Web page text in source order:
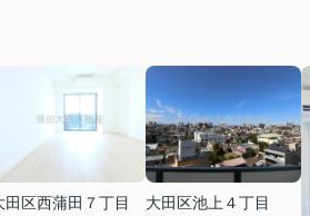
田区西蒲田７丁目
大田区池上４丁目